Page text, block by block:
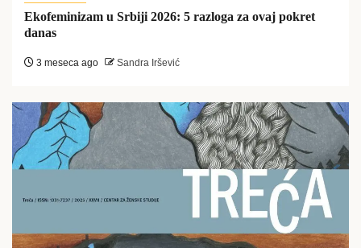
Ekofeminizam u Srbiji 2026: 5 razloga za ovaj pokret
danas
3 meseca ago Sandra Iršević